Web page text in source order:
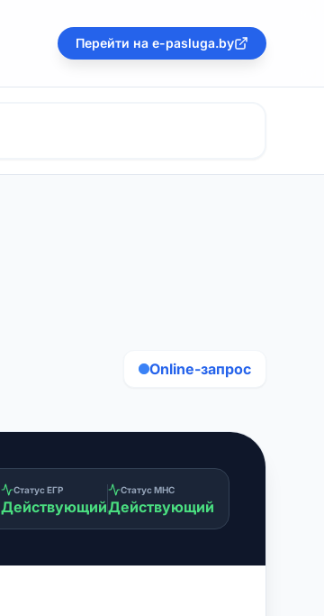
Перейти на e-pasluga.by
Online-запрос
Статус ЕГР
Действующий
Статус МНС
Действующий